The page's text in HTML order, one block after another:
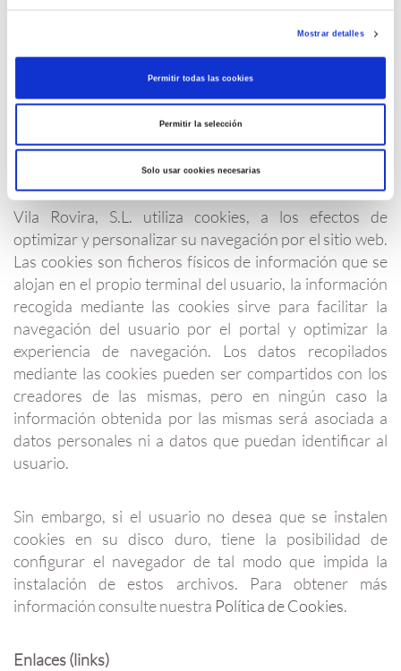
Mostrar detalles
Permitir todas las cookies
Permitir la selección
Solo usar cookies necesarias
Ley 34/2002, de 11 de julio, de servicios de la sociedad
de la información y de comercio electrónico (LSSICE),
Vila Rovira, S.L. se compromete a la eliminación o, en su
caso, bloqueo de los contenidos que pudieran afectar o
ser contrarios a la legislación vigente, los derechos de
terceros o la moral y orden público.
Cookies
Vila Rovira, S.L. utiliza cookies, a los efectos de
optimizar y personalizar su navegación por el sitio web.
Las cookies son ficheros físicos de información que se
alojan en el propio terminal del usuario, la información
recogida mediante las cookies sirve para facilitar la
navegación del usuario por el portal y optimizar la
experiencia de navegación. Los datos recopilados
mediante las cookies pueden ser compartidos con los
creadores de las mismas, pero en ningún caso la
información obtenida por las mismas será asociada a
datos personales ni a datos que puedan identificar al
usuario.
Sin embargo, si el usuario no desea que se instalen
cookies en su disco duro, tiene la posibilidad de
configurar el navegador de tal modo que impida la
instalación de estos archivos. Para obtener más
información consulte nuestra Política de Cookies.
Enlaces (links)